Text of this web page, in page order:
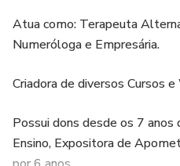
Atua como: Terapeuta
Numeróloga e Empresária.
Criadora de diversos Cursos
Possui dons desde os 7
Ensino, Expositora de